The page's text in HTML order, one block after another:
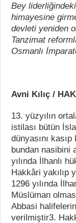
Bey
himayesine
devleti yeniden
Tanzimat
Osmanlı
Avni Kılıç /
13. yüzyılın
istilası bütün
dünyasını
bundan nasibini
yılında İlhanlı
Hakkâri yakılıp
1296 yılında
Müslüman
Abbasi
verilmiştir3.